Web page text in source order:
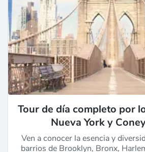
Tour de día completo por
Nueva York y
Ven a conocer la esencia y
barrios de Brooklyn, Bronx,